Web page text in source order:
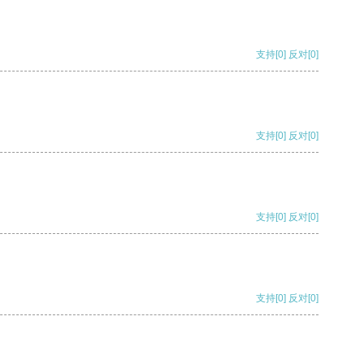
支持[0] 反对[0]
支持[0] 反对[0]
支持[0] 反对[0]
支持[0] 反对[0]